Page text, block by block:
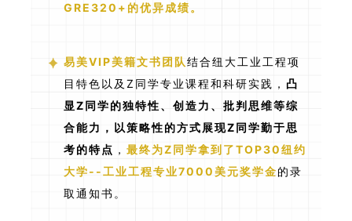
GRE320+的优异成绩。
易美VIP美籍文书团队结合纽大工业工程项
目特色以及Z同学专业课程和科研实践， 凸
显Z同学的独特性、创造力、批判思维等综
合能力，以策略性的方式展现Z同学勤于思
考的特点 ，最终为Z同学拿到了TOP30纽约
大学--工业工程专业7000美元奖学金的录
取通知书。